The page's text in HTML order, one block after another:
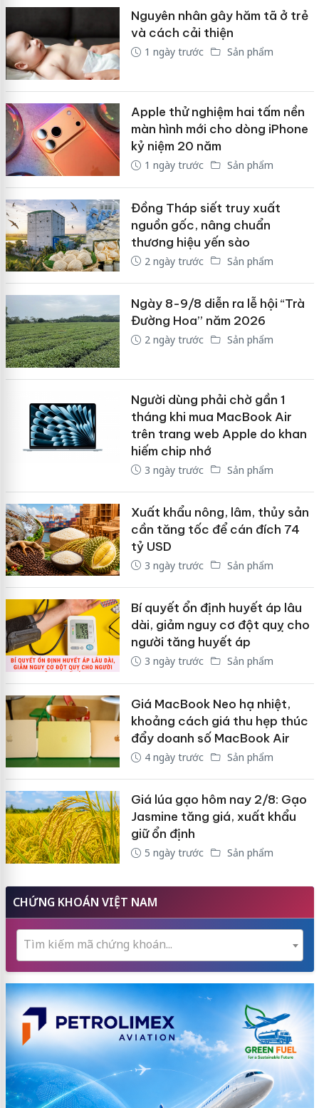
Nguyên nhân gây hăm tã ở trẻ
và cách cải thiện
1 ngày trước Sản phẩm
Apple thử nghiệm hai tấm nền
màn hình mới cho dòng iPhone
kỷ niệm 20 năm
1 ngày trước Sản phẩm
Đồng Tháp siết truy xuất
nguồn gốc, nâng chuẩn
thương hiệu yến sào
2 ngày trước Sản phẩm
Ngày 8-9/8 diễn ra lễ hội “Trà
Đường Hoa” năm 2026
2 ngày trước Sản phẩm
Người dùng phải chờ gần 1
tháng khi mua MacBook Air
trên trang web Apple do khan
hiếm chip nhớ
3 ngày trước Sản phẩm
Xuất khẩu nông, lâm, thủy sản
cần tăng tốc để cán đích 74
tỷ USD
3 ngày trước Sản phẩm
Bí quyết ổn định huyết áp lâu
dài, giảm nguy cơ đột quỵ cho
người tăng huyết áp
3 ngày trước Sản phẩm
Giá MacBook Neo hạ nhiệt,
khoảng cách giá thu hẹp thúc
đẩy doanh số MacBook Air
4 ngày trước Sản phẩm
Giá lúa gạo hôm nay 2/8: Gạo
Jasmine tăng giá, xuất khẩu
giữ ổn định
5 ngày trước Sản phẩm
CHỨNG KHOÁN VIỆT NAM
Tìm kiếm mã chứng khoán...